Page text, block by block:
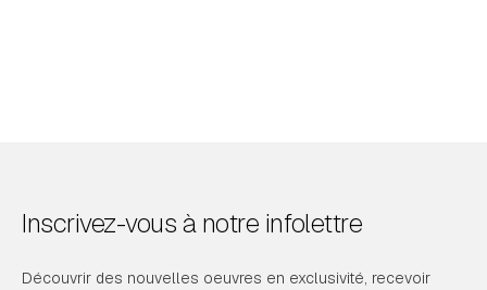
Inscrivez-vous à notre infolettre
Découvrir des nouvelles oeuvres en exclusivité, recevoir